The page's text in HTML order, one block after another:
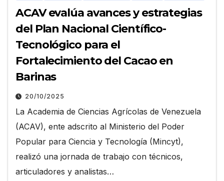
ACAV evalúa avances y estrategias
del Plan Nacional Científico-
Tecnológico para el
Fortalecimiento del Cacao en
Barinas
20/10/2025
La Academia de Ciencias Agrícolas de Venezuela
(ACAV), ente adscrito al Ministerio del Poder
Popular para Ciencia y Tecnología (Mincyt),
realizó una jornada de trabajo con técnicos,
articuladores y analistas…